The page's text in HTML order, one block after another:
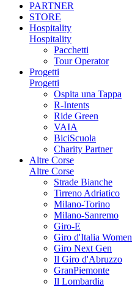
PARTNER
STORE
Hospitality
Hospitality
Pacchetti
Tour Operator
Progetti
Progetti
Ospita una Tappa
R-Intents
Ride Green
VAIA
BiciScuola
Charity Partner
Altre Corse
Altre Corse
Strade Bianche
Tirreno Adriatico
Milano-Torino
Milano-Sanremo
Giro-E
Giro d'Italia Women
Giro Next Gen
Il Giro d'Abruzzo
GranPiemonte
Il Lombardia